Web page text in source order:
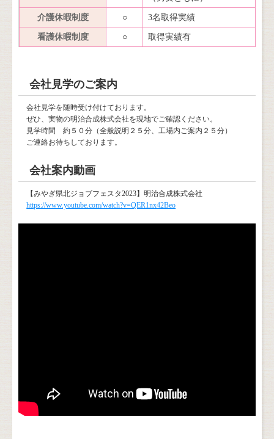
介護休暇制度 ○ 3名取得実績
看護休暇制度 ○ 取得実績有
会社見学のご案内
会社見学を随時受け付けております。
ぜひ、実物の明治合成株式会社を現地でご確認ください。
見学時間 約５０分（全般説明２５分、工場内ご案内２５分）
ご連絡お待ちしております。
会社案内動画
【みやぎ県北ジョブフェスタ2023】明治合成株式会社
https://www.youtube.com/watch?v=QER1nx42Beo